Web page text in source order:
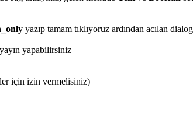
yazıp tamam tıklıyoruz ardından acılan
yapabilirsiniz
için izin vermelisiniz)